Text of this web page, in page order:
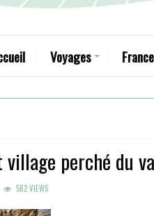
Voyages France
perché du
582 VIEWS